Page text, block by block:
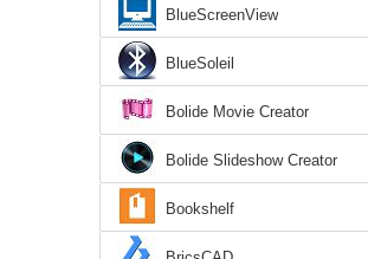
BlueScreenView
BlueSoleil
Bolide Movie Creator
Bolide Slideshow Creator
Bookshelf